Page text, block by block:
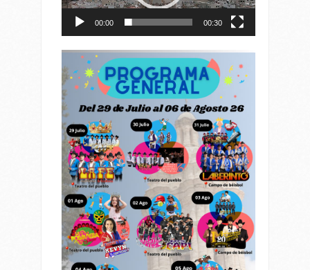
00:00 00:30